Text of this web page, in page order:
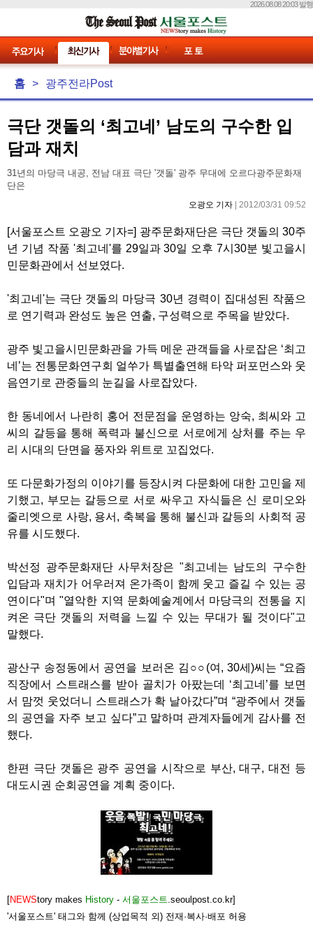
2026.08.08 20:03 발행
홈 > 광주전라Post
극단 갯돌의 ‘최고네’ 남도의 구수한 입
담과 재치
31년의 마당극 내공, 전남 대표 극단 '갯돌' 광주 무대에 오르다광주문화재
단은
오광오 기자 | 2012/03/31 09:52
[서울포스트 오광오 기자=] 광주문화재단은 극단 갯돌의 30주
년 기념 작품 '최고네'를 29일과 30일 오후 7시30분 빛고을시
민문화관에서 선보였다.
'최고네'는 극단 갯돌의 마당극 30년 경력이 집대성된 작품으
로 연기력과 완성도 높은 연출, 구성력으로 주목을 받았다.
광주 빛고을시민문화관을 가득 메운 관객들을 사로잡은 ‘최고
네’는 전통문화연구회 얼쑤가 특별출연해 타악 퍼포먼스와 웃
음연기로 관중들의 눈길을 사로잡았다.
한 동네에서 나란히 홍어 전문점을 운영하는 앙숙, 최씨와 고
씨의 갈등을 통해 폭력과 불신으로 서로에게 상처를 주는 우
리 시대의 단면을 풍자와 위트로 꼬집었다.
또 다문화가정의 이야기를 등장시켜 다문화에 대한 고민을 제
기했고, 부모는 갈등으로 서로 싸우고 자식들은 신 로미오와
줄리엣으로 사랑, 용서, 축복을 통해 불신과 갈등의 사회적 공
유를 시도했다.
박선정 광주문화재단 사무처장은 "최고네는 남도의 구수한
입담과 재치가 어우러져 온가족이 함께 웃고 즐길 수 있는 공
연이다"며 "열악한 지역 문화예술계에서 마당극의 전통을 지
켜온 극단 갯돌의 저력을 느낄 수 있는 무대가 될 것이다"고
말했다.
광산구 송정동에서 공연을 보러온 김○○(여, 30세)씨는 “요즘
직장에서 스트래스를 받아 골치가 아팠는데 ‘최고네’를 보면
서 맘껏 웃었더니 스트래스가 확 날아갔다”며 “광주에서 갯돌
의 공연을 자주 보고 싶다”고 말하며 관계자들에게 감사를 전
했다.
한편 극단 갯돌은 광주 공연을 시작으로 부산, 대구, 대전 등
대도시권 순회공연을 계획 중이다.
[NEWStory makes History - 서울포스트.seoulpost.co.kr]
'서울포스트' 태그와 함께 (상업목적 외) 전재·복사·배포 허용